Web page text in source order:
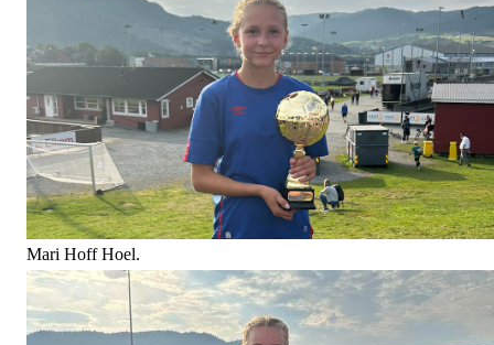
Mari Hoff Hoel.